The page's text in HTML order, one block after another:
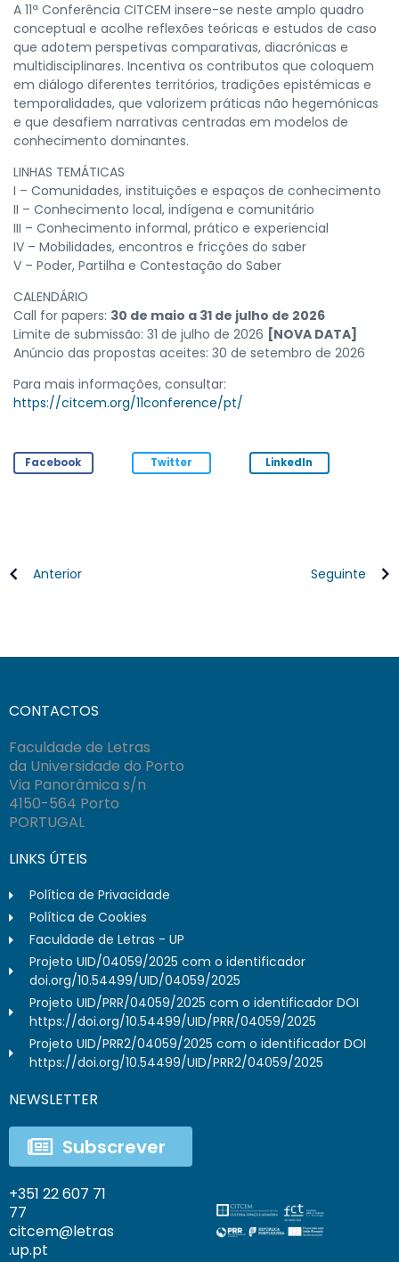
A 11ª Conferência CITCEM insere-se neste amplo quadro
conceptual e acolhe reflexões teóricas e estudos de caso
que adotem perspetivas comparativas, diacrónicas e
multidisciplinares. Incentiva os contributos que coloquem
em diálogo diferentes territórios, tradições epistémicas e
temporalidades, que valorizem práticas não hegemónicas
e que desafiem narrativas centradas em modelos de
conhecimento dominantes.
LINHAS TEMÁTICAS
I – Comunidades, instituições e espaços de conhecimento
II – Conhecimento local, indígena e comunitário
III – Conhecimento informal, prático e experiencial
IV – Mobilidades, encontros e fricções do saber
V – Poder, Partilha e Contestação do Saber
CALENDÁRIO
Call for papers: 30 de maio a 31 de julho de 2026
Limite de submissão: 31 de julho de 2026 [NOVA DATA]
Anúncio das propostas aceites: 30 de setembro de 2026
Para mais informações, consultar:
https://citcem.org/11conference/pt/
Facebook Twitter LinkedIn
Anterior Seguinte
CONTACTOS
Faculdade de Letras
da Universidade do Porto
Via Panorâmica s/n
4150-564 Porto
PORTUGAL
LINKS ÚTEIS
Política de Privacidade
Política de Cookies
Faculdade de Letras - UP
Projeto UID/04059/2025 com o identificador
doi.org/10.54499/UID/04059/2025
Projeto UID/PRR/04059/2025 com o identificador DOI
https://doi.org/10.54499/UID/PRR/04059/2025
Projeto UID/PRR2/04059/2025 com o identificador DOI
https://doi.org/10.54499/UID/PRR2/04059/2025
NEWSLETTER
Subscrever
+351 22 607 71
77
citcem@letras
.up.pt